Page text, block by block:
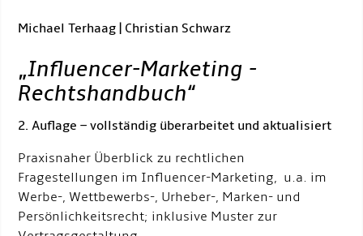
Michael Terhaag | Christian Schwarz
„Influencer-Marketing -
Rechtshandbuch“
2. Auflage – vollständig überarbeitet und aktualisiert
Praxisnaher Überblick zu rechtlichen
Fragestellungen im Influencer-Marketing, u.a. im
Werbe-, Wettbewerbs-, Urheber-, Marken- und
Persönlichkeitsrecht; inklusive Muster zur